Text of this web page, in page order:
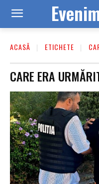
ACASĂ ETICHETE
CARE ERA